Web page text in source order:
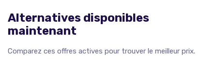
Alternatives disponibles
maintenant
Comparez ces offres actives pour trouver le meilleur prix.